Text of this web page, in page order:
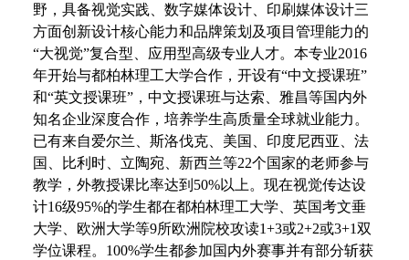
野，具备视觉实践、数字媒体设计、印刷媒体设计三
方面创新设计核心能力和品牌策划及项目管理能力的
“大视觉”复合型、应用型高级专业人才。本专业2016
年开始与都柏林理工大学合作，开设有“中文授课班”
和“英文授课班”，中文授课班与达索、 雅昌等国内外
知名企业深度合作，培养学生高质量全球就业能力。
已有来自爱尔兰、斯洛伐克、美国、印度尼西亚、法
国、比利时、立陶宛、新西兰等22个国家的老师参与
教学，外教授课比率达到 50%以上。现在视觉传达设
计16级95%的学生都在都柏林理工大学、英国考文垂
大学、欧洲大学等9所欧洲院校攻读1+3或2+2或3+1双
学位课程。 100%学生都参加国内外赛事并有部分斩获